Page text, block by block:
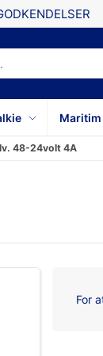
Maritim
48-24volt 4A
For